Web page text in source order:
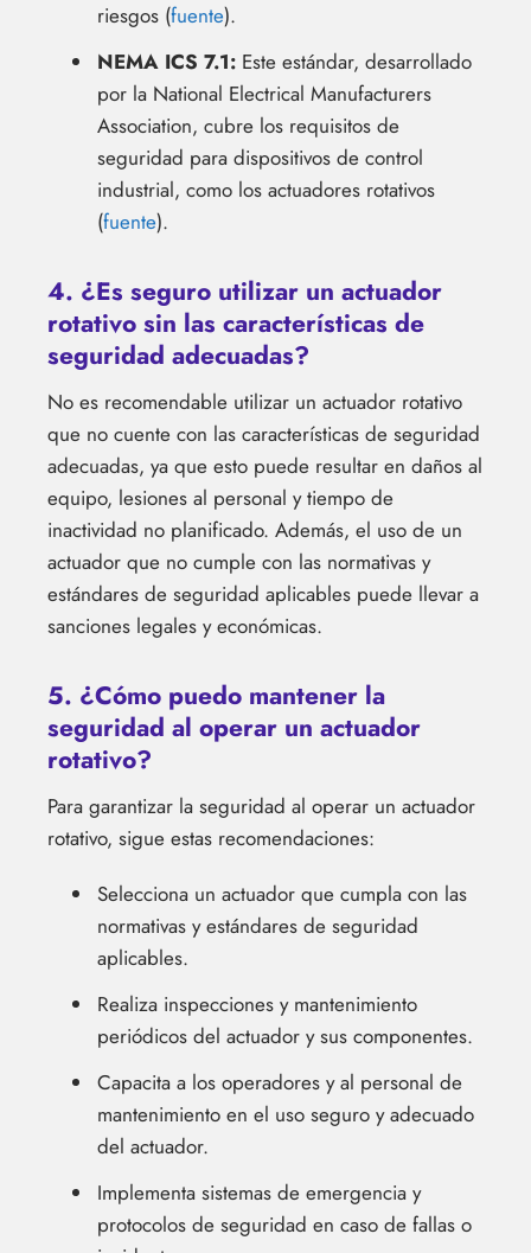
riesgos (fuente).
NEMA ICS 7.1: Este estándar, desarrollado
por la National Electrical Manufacturers
Association, cubre los requisitos de
seguridad para dispositivos de control
industrial, como los actuadores rotativos
(fuente).
4. ¿Es seguro utilizar un actuador
rotativo sin las características de
seguridad adecuadas?
No es recomendable utilizar un actuador rotativo
que no cuente con las características de seguridad
adecuadas, ya que esto puede resultar en daños al
equipo, lesiones al personal y tiempo de
inactividad no planificado. Además, el uso de un
actuador que no cumple con las normativas y
estándares de seguridad aplicables puede llevar a
sanciones legales y económicas.
5. ¿Cómo puedo mantener la
seguridad al operar un actuador
rotativo?
Para garantizar la seguridad al operar un actuador
rotativo, sigue estas recomendaciones:
Selecciona un actuador que cumpla con las
normativas y estándares de seguridad
aplicables.
Realiza inspecciones y mantenimiento
periódicos del actuador y sus componentes.
Capacita a los operadores y al personal de
mantenimiento en el uso seguro y adecuado
del actuador.
Implementa sistemas de emergencia y
protocolos de seguridad en caso de fallas o